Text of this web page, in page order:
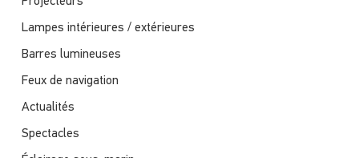
Lampes intérieures / extérieures
Barres lumineuses
Feux de navigation
Actualités
Spectacles